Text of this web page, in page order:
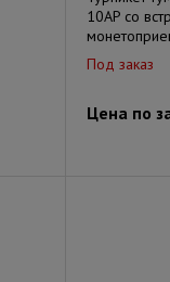
10AP со
Под заказ
Цена по